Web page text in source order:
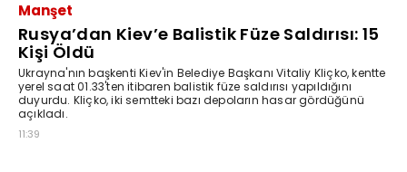
Manşet
Rusya’dan Kiev’e Balistik Füze Saldırısı: 15
Kişi Öldü
Ukrayna'nın başkenti Kiev'in Belediye Başkanı Vitaliy Kliçko, kentte
yerel saat 01.33'ten itibaren balistik füze saldırısı yapıldığını
duyurdu. Kliçko, iki semtteki bazı depoların hasar gördüğünü
açıkladı.
11:39